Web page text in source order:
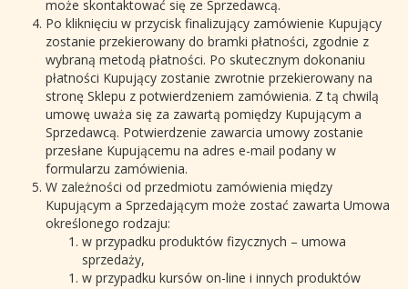
może skontaktować się ze Sprzedawcą.
Po kliknięciu w przycisk finalizujący zamówienie Kupujący
zostanie przekierowany do bramki płatności, zgodnie z
wybraną metodą płatności. Po skutecznym dokonaniu
płatności Kupujący zostanie zwrotnie przekierowany na
stronę Sklepu z potwierdzeniem zamówienia. Z tą chwilą
umowę uważa się za zawartą pomiędzy Kupującym a
Sprzedawcą. Potwierdzenie zawarcia umowy zostanie
przesłane Kupującemu na adres e-mail podany w
formularzu zamówienia.
W zależności od przedmiotu zamówienia między
Kupującym a Sprzedającym może zostać zawarta Umowa
określonego rodzaju:
w przypadku produktów fizycznych – umowa
sprzedaży,
w przypadku kursów on-line i innych produktów